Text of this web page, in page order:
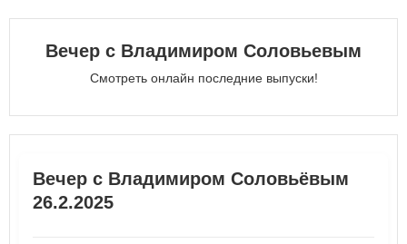
Вечер с Владимиром Соловьевым
Смотреть онлайн последние выпуски!
Вечер с Владимиром Соловьёвым
26.2.2025